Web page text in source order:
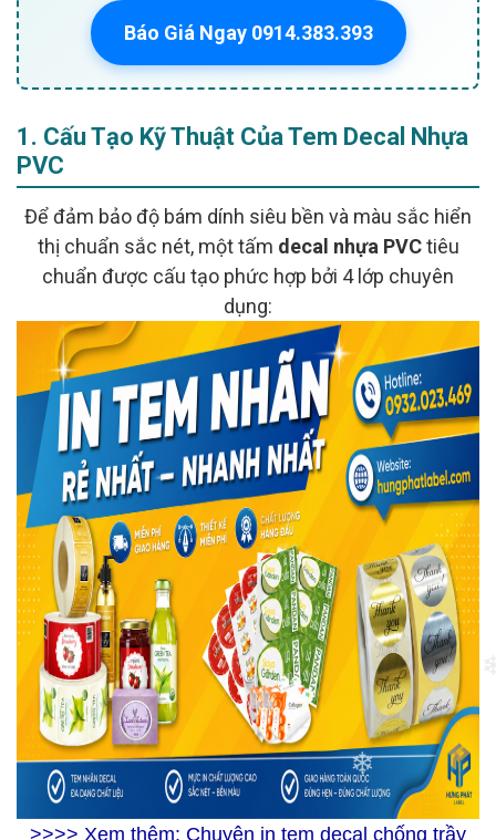
Báo Giá Ngay 0914.383.393
1. Cấu Tạo Kỹ Thuật Của Tem Decal Nhựa
PVC
Để đảm bảo độ bám dính siêu bền và màu sắc hiển
thị chuẩn sắc nét, một tấm decal nhựa PVCtiêu
chuẩn được cấu tạo phức hợp bởi 4 lớp chuyên
dụng:
>>>> Xem thêm: Chuyên in tem decal chống trầy
❄
❄